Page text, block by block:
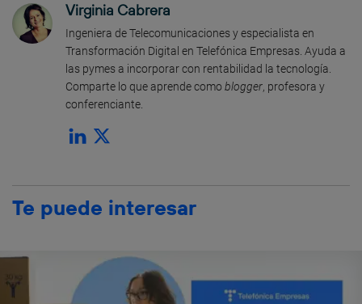
Virginia Cabrera
Ingeniera de Telecomunicaciones y especialista en
Transformación Digital en Telefónica Empresas. Ayuda a
las pymes a incorporar con rentabilidad la tecnología.
Comparte lo que aprende como blogger, profesora y
conferenciante.
Te puede interesar